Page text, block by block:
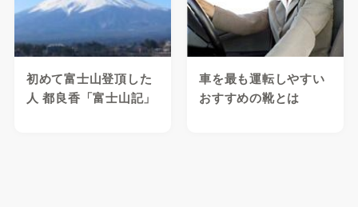
初めて富士山登頂した
人 都良香「富士山記」
車を最も運転しやすい
おすすめの靴とは